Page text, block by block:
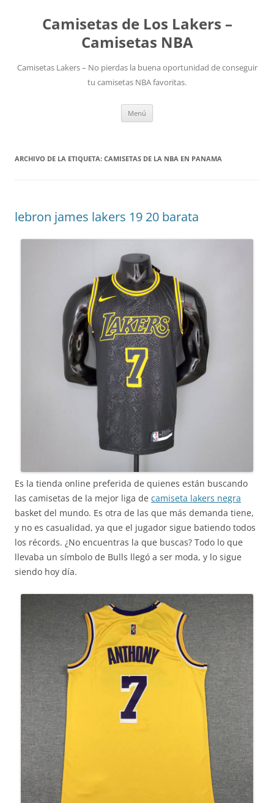
Camisetas de Los Lakers –
Camisetas NBA
Camisetas Lakers – No pierdas la buena oportunidad de conseguir
tu camisetas NBA favoritas.
Menú
ARCHIVO DE LA ETIQUETA: CAMISETAS DE LA NBA EN PANAMA
lebron james lakers 19 20 barata
Es la tienda online preferida de quienes están buscando
las camisetas de la mejor liga de camiseta lakers negra
basket del mundo. Es otra de las que más demanda tiene,
y no es casualidad, ya que el jugador sigue batiendo todos
los récords. ¿No encuentras la que buscas? Todo lo que
llevaba un símbolo de Bulls llegó a ser moda, y lo sigue
siendo hoy día.